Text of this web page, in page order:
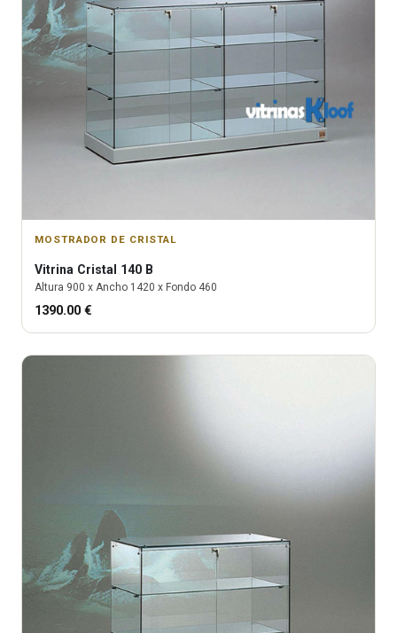
MOSTRADOR DE CRISTAL
Vitrina Cristal 140 B
Altura 900 x Ancho 1420 x Fondo 460
1390.00 €